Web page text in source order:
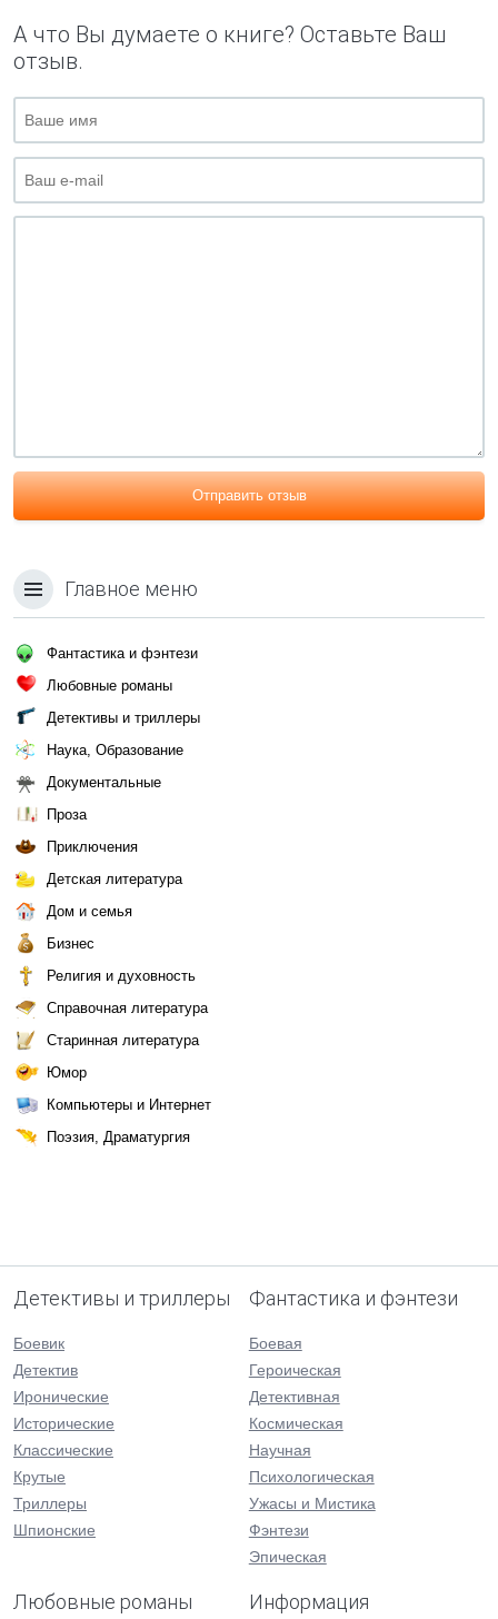
А что Вы думаете о книге? Оставьте Ваш
отзыв.
Отправить отзыв
Главное меню
Фантастика и фэнтези
Любовные романы
Детективы и триллеры
Наука, Образование
Документальные
Проза
Приключения
Детская литература
Дом и семья
Бизнес
Религия и духовность
Справочная литература
Старинная литература
Юмор
Компьютеры и Интернет
Поэзия, Драматургия
Детективы и триллеры
Боевик
Детектив
Иронические
Исторические
Классические
Крутые
Триллеры
Шпионские
Фантастика и фэнтези
Боевая
Героическая
Детективная
Космическая
Научная
Психологическая
Ужасы и Мистика
Фэнтези
Эпическая
Любовные романы Информация